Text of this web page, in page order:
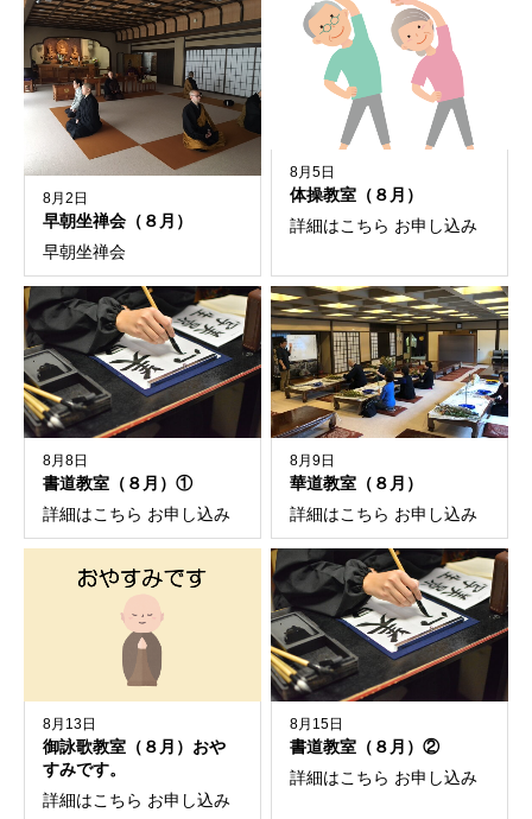
8月2日
早朝坐禅会（８月）
早朝坐禅会
8月5日
体操教室（８月）
詳細はこちら お申し込み
8月8日
書道教室（８月）①
詳細はこちら お申し込み
8月9日
華道教室（８月）
詳細はこちら お申し込み
8月13日
御詠歌教室（８月）おや
すみです。
詳細はこちら お申し込み
8月15日
書道教室（８月）②
詳細はこちら お申し込み